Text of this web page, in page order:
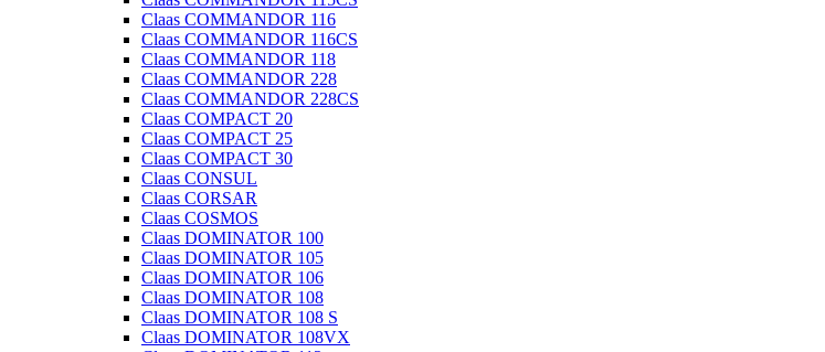
Claas COMMANDOR 116
Claas COMMANDOR 116CS
Claas COMMANDOR 118
Claas COMMANDOR 228
Claas COMMANDOR 228CS
Claas COMPACT 20
Claas COMPACT 25
Claas COMPACT 30
Claas CONSUL
Claas CORSAR
Claas COSMOS
Claas DOMINATOR 100
Claas DOMINATOR 105
Claas DOMINATOR 106
Claas DOMINATOR 108
Claas DOMINATOR 108 S
Claas DOMINATOR 108VX